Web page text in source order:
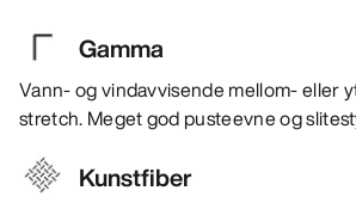
Gamma
Vann- og vindavvisende mellom- eller
stretch. Meget god pusteevne og
Kunstfiber